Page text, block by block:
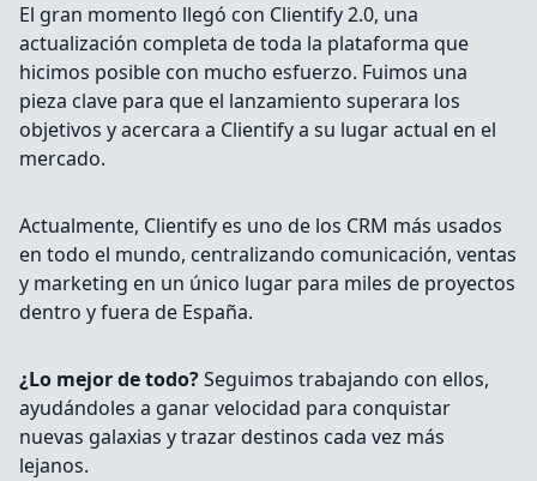
El gran momento llegó con Clientify 2.0, una
actualización completa de toda la plataforma que
hicimos posible con mucho esfuerzo. Fuimos una
pieza clave para que el lanzamiento superara los
objetivos y acercara a Clientify a su lugar actual en el
mercado.
Actualmente, Clientify es uno de los CRM más usados
en todo el mundo, centralizando comunicación, ventas
y marketing en un único lugar para miles de proyectos
dentro y fuera de España.
¿Lo mejor de todo?Seguimos trabajando con ellos,
ayudándoles a ganar velocidad para conquistar
nuevas galaxias y trazar destinos cada vez más
lejanos.